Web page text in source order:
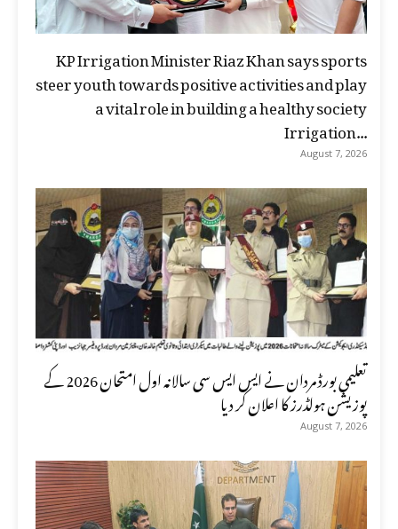
KP Irrigation Minister Riaz Khan says sports
steer youth towards positive activities and play
a vital role in building a healthy society
Irrigation...
August 7, 2026
تعلیمی بورڈ مردان نے ایس ایس سی سالانہ اول امتحان 2026 کے
پوزیشن ہولڈرز کا اعلان کر دیا
August 7, 2026